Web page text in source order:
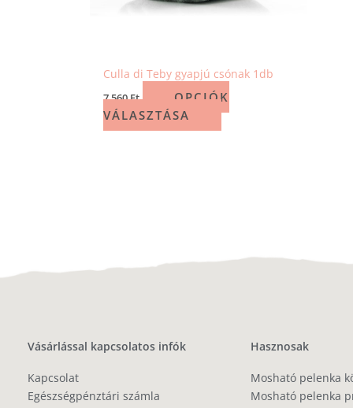
Culla di Teby gyapjú csónak 1db
7 560Ft
OPCIÓK
VÁLASZTÁSA
Vásárlással kapcsolatos infók
Kapcsolat
Egészségpénztári számla
Hasznosak
Mosható pelenka
Mosható pelenka